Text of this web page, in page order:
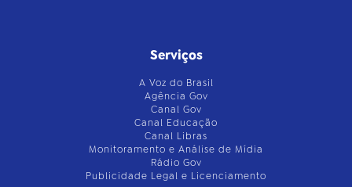
Serviços
A Voz do Brasil
Agência Gov
Canal Gov
Canal Educação
Canal Libras
Monitoramento e Análise de Mídia
Rádio Gov
Publicidade Legal e Licenciamento